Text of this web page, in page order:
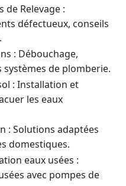
de Relevage :
défectueux, conseils
: Débouchage,
de plomberie.
: Installation et
les eaux
: Solutions adaptées
domestiques.
eaux usées :
avec pompes de